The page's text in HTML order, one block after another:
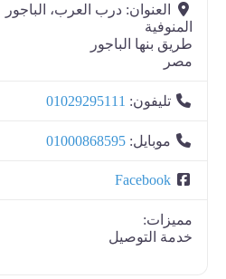
العنوان: درب العرب، الباجور
المنوفية
طريق بنها الباجور
مصر
تليفون: 01029295111
موبايل: 01000868595
Facebook
مميزات:
خدمة التوصيل